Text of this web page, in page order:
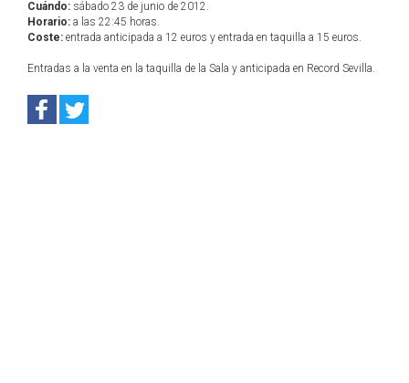
Cuándo: sábado 23 de junio de 2012.
Horario: a las 22:45 horas.
Coste: entrada anticipada a 12 euros y entrada en taquilla a 15 euros.
Entradas a la venta en la taquilla de la Sala y anticipada en Record Sevilla.